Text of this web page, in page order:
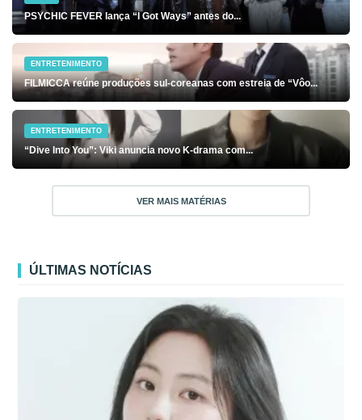
PSYCHIC FEVER lança “I Got Ways” antes do...
ENTRETENIMENTO
FILMICCA reúne produções sul-coreanas com estreia de “Vôo...
ENTRETENIMENTO
“Dive Into You”: Viki anuncia novo K-drama com...
VER MAIS MATÉRIAS
ÚLTIMAS NOTÍCIAS